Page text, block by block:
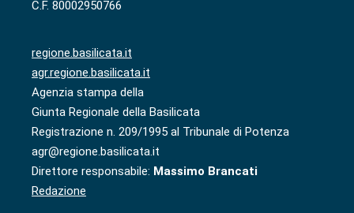
C.F. 80002950766
regione.basilicata.it
agr.regione.basilicata.it
Agenzia stampa della
Giunta Regionale della Basilicata
Registrazione n. 209/1995 al Tribunale di Potenza
agr@regione.basilicata.it
Direttore responsabile: Massimo Brancati
Redazione